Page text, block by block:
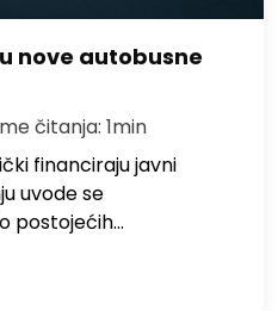
nove autobusne
čitanja: 1min
financiraju javni
uvode se
postojećih…